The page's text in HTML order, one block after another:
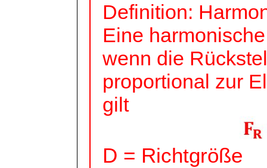
Definition:
Eine
wenn die
proportional zur
gilt
D = Richtgröße